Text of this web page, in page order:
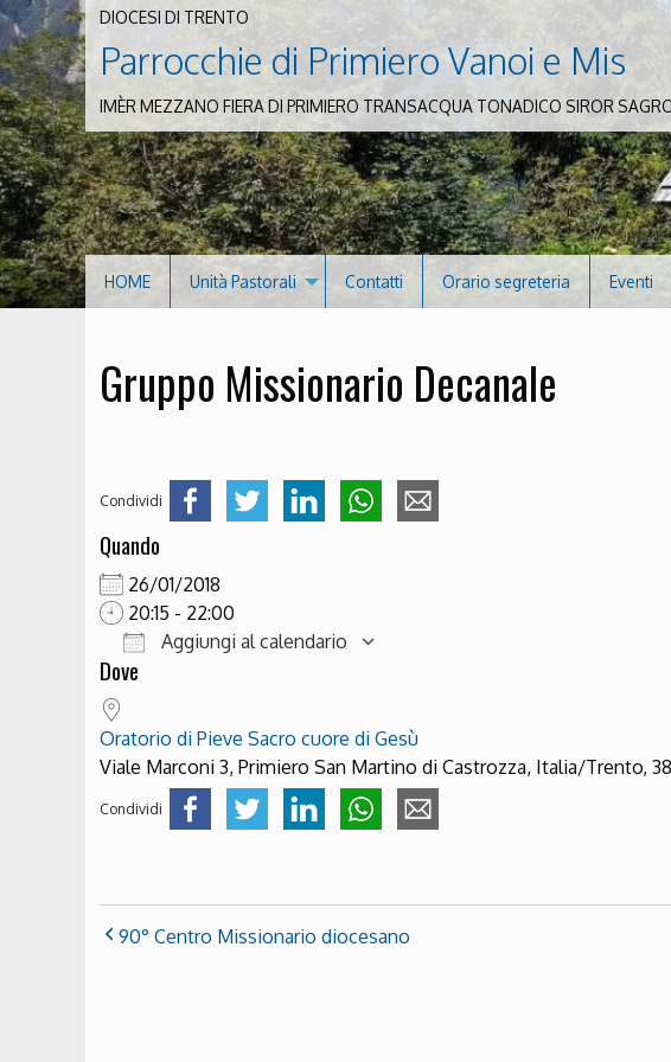
DIOCESI DI TRENTO
Parrocchie di Primiero Vanoi e Mis
IMÈR MEZZANO FIERA DI PRIMIERO TRANSACQUA TONADICO SIROR
HOME Unità Pastorali Contatti Orario segreteria Eventi
Gruppo Missionario Decanale
Condividi
Quando
26/01/2018
20:15 - 22:00
Aggiungi al calendario
Dove
Oratorio di Pieve Sacro cuore di Gesù
Viale Marconi 3, Primiero San Martino di Castrozza, Italia/Trento,
Condividi
90° Centro Missionario diocesano